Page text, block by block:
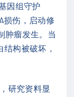
因组守护
损伤，启动修
肿瘤发生。当
构被破坏，
研究资料显